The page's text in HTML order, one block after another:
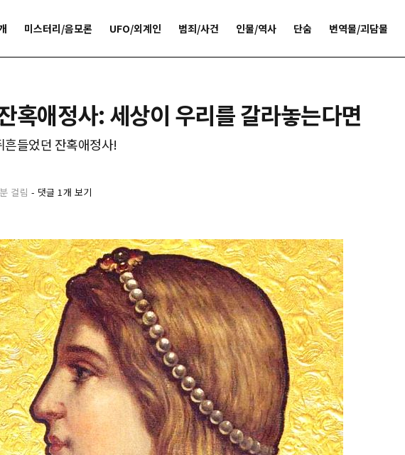
미스터리/음모론 UFO/외계인 범죄/사건 인물/역사 단숨 번역물/괴담물
혹애정사: 세상이 우리를 갈라놓는다면
흔들었던 잔혹애정사!
걸림 - 댓글 1개 보기